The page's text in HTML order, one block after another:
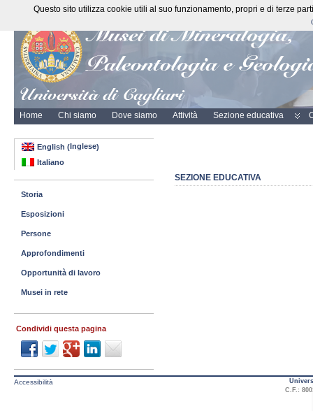
Home Chi siamo Dove siamo Attività Sezione educativa
SEZIONE EDUCATIVA
English ( Inglese)
Italiano
Storia
Esposizioni
Persone
Approfondimenti
Opportunità di lavoro
Musei in rete
Condividi questa pagina
Accessibilità
C.F.:
Questo sito utilizza cookie utili al suo funzionamento, propri e di terze